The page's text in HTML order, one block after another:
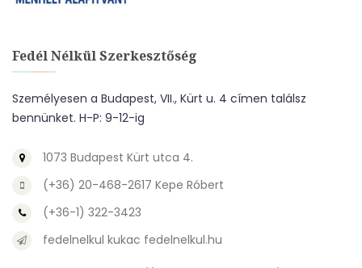
Fedél Nélkül Szerkesztőség
Személyesen a Budapest, VII., Kürt u. 4 címen találsz
bennünket. H-P: 9-12-ig
1073 Budapest Kürt utca 4.
(+36) 20-468-2617 Kepe Róbert
(+36-1) 322-3423
fedelnelkul kukac fedelnelkul.hu